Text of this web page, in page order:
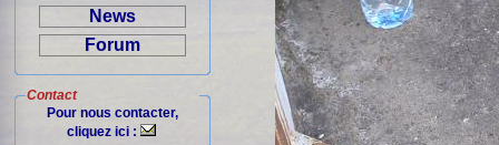
News
Forum
Contact
Pour nous contacter,
cliquez ici :